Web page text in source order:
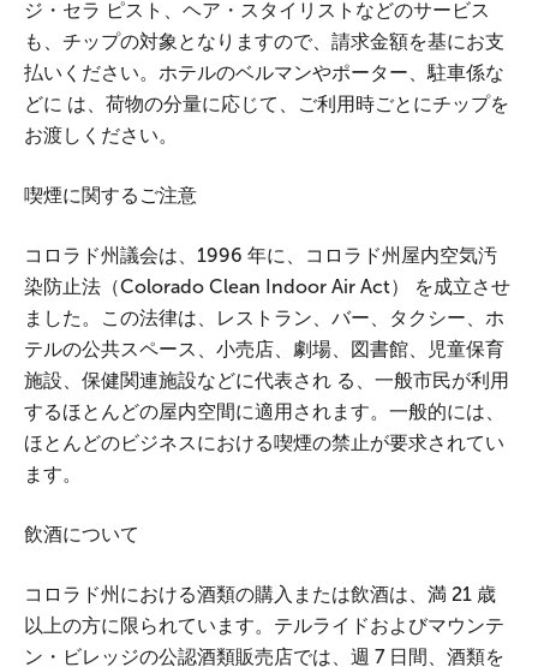
ジ・セラ ピスト、ヘア・スタイリストなどのサービス
も、チップの対象となりますので、請求金額を基にお支
払いください。ホテルのベルマンやポーター、駐車係な
どに は、荷物の分量に応じて、ご利用時ごとにチップを
お渡しください。
喫煙に関するご注意
コロラド州議会は、1996 年に、コロラド州屋内空気汚
染防止法（Colorado Clean Indoor Air Act） を成立させ
ました。この法律は、レストラン、バー、タクシー、ホ
テルの公共スペース、小売店、劇場、図書館、児童保育
施設、保健関連施設などに代表され る、一般市民が利用
するほとんどの屋内空間に適用されます。一般的には、
ほとんどのビジネスにおける喫煙の禁止が要求されてい
ます。
飲酒について
コロラド州における酒類の購入または飲酒は、満 21 歳
以上の方に限られています。テルライドおよびマウンテ
ン・ビレッジの公認酒類販売店では、週 7 日間、酒類を